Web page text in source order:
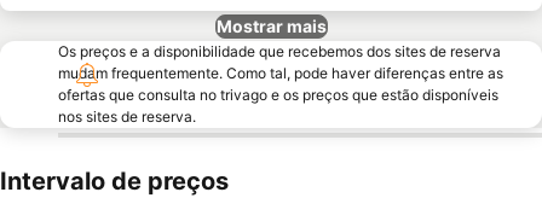
Mostrar mais
Os preços e a disponibilidade que recebemos dos sites de reserva
mudam frequentemente. Como tal, pode haver diferenças entre as
ofertas que consulta no trivago e os preços que estão disponíveis
nos sites de reserva.
Intervalo de preços